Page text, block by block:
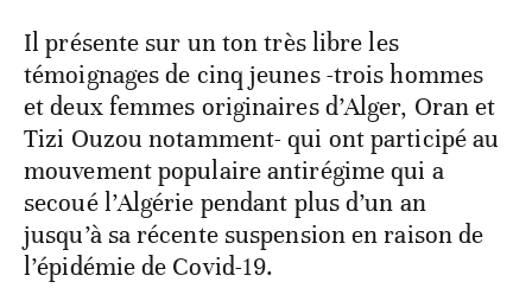
Il présente sur un ton très libre les
témoignages de cinq jeunes -trois hommes
et deux femmes originaires d’Alger, Oran et
Tizi Ouzou notamment- qui ont participé au
mouvement populaire antirégime qui a
secoué l’Algérie pendant plus d’un an
jusqu’à sa récente suspension en raison de
l’épidémie de Covid-19.